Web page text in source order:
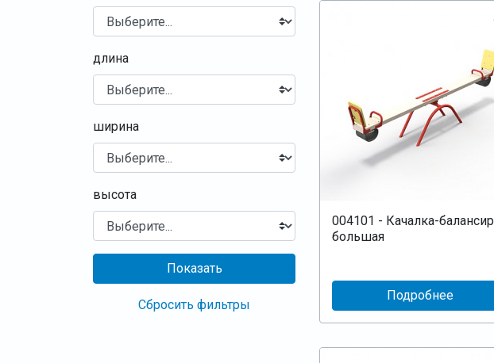
длина
ширина
высота
Показать
Сбросить фильтры
004101 - Качалка-балансир
большая
Подробнее